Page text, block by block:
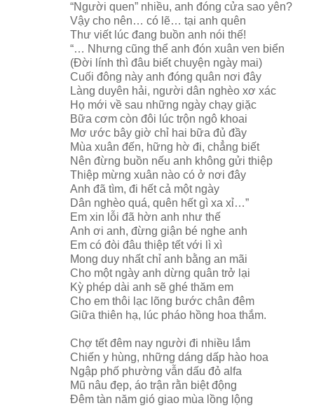
“Người quen” nhiều, anh đóng cửa sao yên?
Vậy cho nên… có lẽ… tại anh quên
Thư viết lúc đang buồn anh nói thế!
“… Nhưng cũng thể anh đón xuân ven biển
(Đời lính thì đâu biết chuyện ngày mai)
Cuối đông này anh đóng quân nơi đây
Làng duyên hải, người dân nghèo xơ xác
Họ mới về sau những ngày chạy giặc
Bữa cơm còn đôi lúc trộn ngô khoai
Mơ ước bây giờ chỉ hai bữa đủ đầy
Mùa xuân đến, hững hờ đi, chẳng biết
Nên đừng buồn nếu anh không gửi thiệp
Thiệp mừng xuân nào có ở nơi đây
Anh đã tìm, đi hết cả một ngày
Dân nghèo quá, quên hết gì xa xỉ…”
Em xin lỗi đã hờn anh như thế
Anh ơi anh, đừng giận bé nghe anh
Em có đòi đâu thiệp tết với lì xì
Mong duy nhất chỉ anh bằng an mãi
Cho một ngày anh dừng quân trở lại
Kỳ phép dài anh sẽ ghé thăm em
Cho em thôi lạc lõng bước chân đêm
Giữa thiên hạ, lúc pháo hồng hoa thắm.
Chợ tết đêm nay người đi nhiều lắm
Chiến y hùng, những dáng dấp hào hoa
Ngập phố phường vẫn dấu đỏ alfa
Mũ nâu đẹp, áo trận rằn biệt động
Đêm tàn năm gió giao mùa lồng lộng